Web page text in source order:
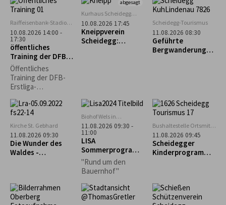
ein fröhliches
Hühnerleben
führen können? Das
und vieles mehr,
erfahrt ihr an
diesem Nachmittag.
Raiffeisenbank-Stadion
in Weiler im Allgäu
10.08.2026 14:00 -
17:30
öffentliches
Training der DFB-
Erstliga-
Schiedsrichter
Öffentliches
Training der DFB-
Erstliga-
Bewirtung
abgesagt
Kurhaus Scheidegg
Mehrzweckraum im UG
10.08.2026 17:45
Kneippverein
Scheidegg:
Scheidegg-Tourismus
11.08.2026 08:30
Geführte
Bergwanderung
Kirche St. Gebhard
11.08.2026 09:30
Die Wunder des
Waldes -
Biohof Wels in
Oberthalhofen
11.08.2026 09:30 -
11:00
LISA
Sommerprogramm
: Hofeinblicke
"Rund um den
Bauernhof"
Bushaltestelle Ortsmitte
Scheidegg
11.08.2026 09:45
Scheidegger
Kinderprogramm:
Heim in Scheffau